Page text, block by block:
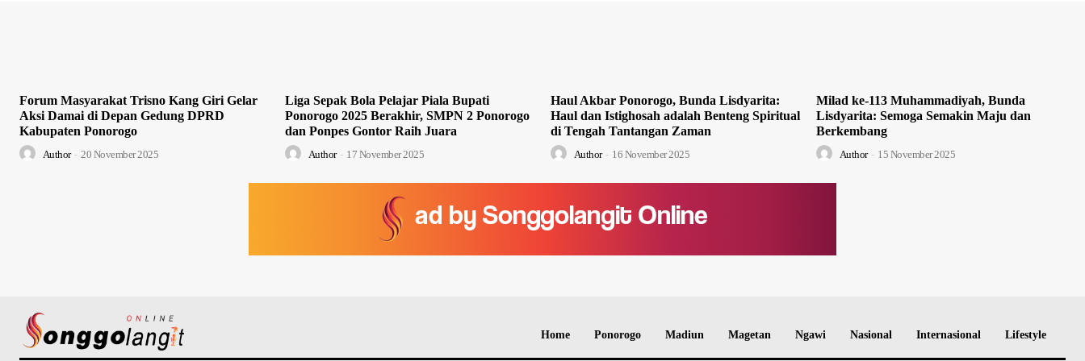
Forum Masyarakat Trisno Kang Giri Gelar
Aksi Damai di Depan Gedung DPRD
Kabupaten Ponorogo
Author - 20 November 2025
Liga Sepak Bola Pelajar Piala Bupati
Ponorogo 2025 Berakhir, SMPN 2 Ponorogo
dan Ponpes Gontor Raih Juara
Author - 17 November 2025
Haul Akbar Ponorogo, Bunda Lisdyarita:
Haul dan Istighosah adalah Benteng Spiritual
di Tengah Tantangan Zaman
Author - 16 November 2025
Milad ke-113 Muhammadiyah, Bunda
Lisdyarita: Semoga Semakin Maju dan
Berkembang
Author - 15 November 2025
Home Ponorogo Madiun Magetan Ngawi Nasional Internasional Lifestyle